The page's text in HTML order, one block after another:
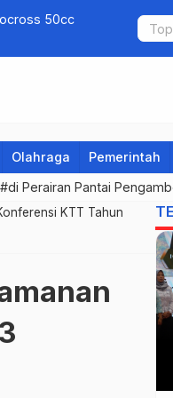
50cc Jembrana
Olahraga Pemerintah
#di Perairan Pantai
KTT Tahun